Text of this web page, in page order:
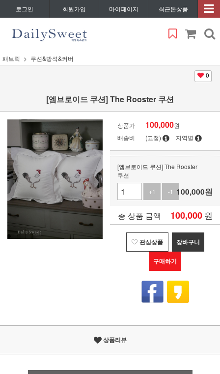
로그인 회원가입 마이페이지 최근본상품
패브릭 쿠션&방석&커버
0
[엠브로이드 쿠션] The Rooster 쿠션
상품가 100,000원
배송비
(고정) 지역별
[엠브로이드 쿠션] The Rooster
쿠션
+1
-1 100,000원
총 상품 금액 100,000 원
관심상품 장바구니
구매하기
상품리뷰